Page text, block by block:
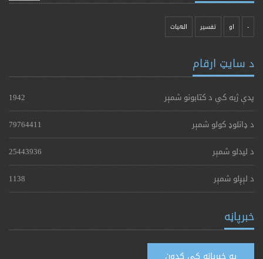
- او تفسیر الهیات
د سایټ ارقام
پدې ژبه کې د کتابونو شمېر
1942
د ډانلوډ کولو شمېر
79764411
د لیدلو شمېر
25443936
د لېږلو شمېر
1138
خبرپاڼه
په خبرپاڼه کې ګډون